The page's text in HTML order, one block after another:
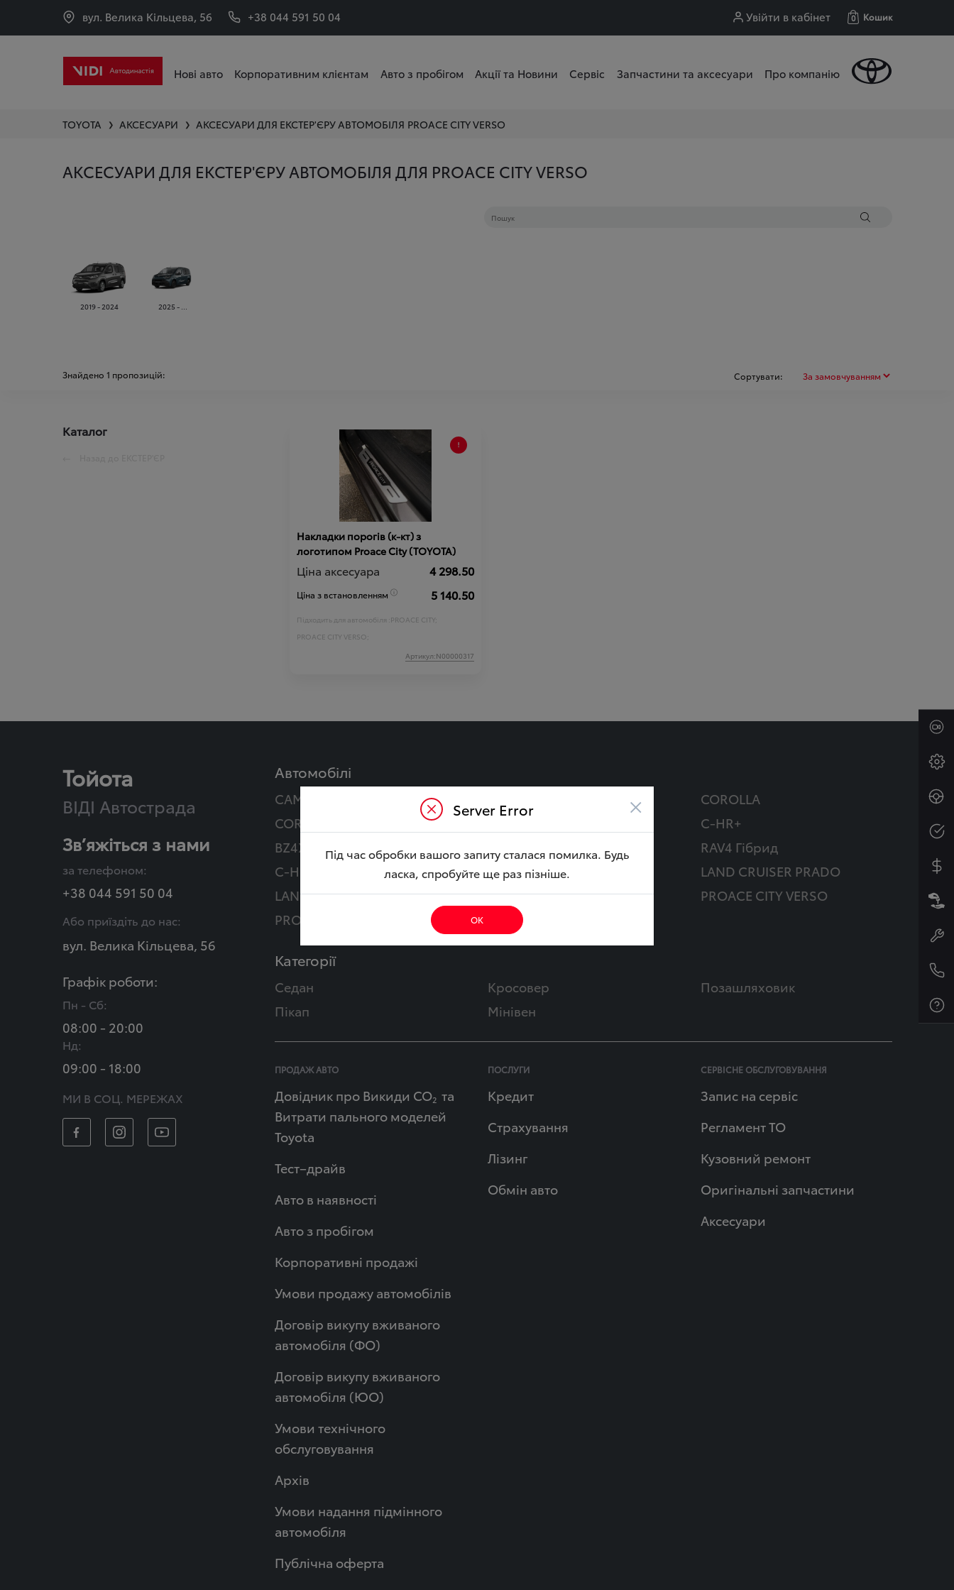
вул. Велика Кільцева, 56 +38 044 591 50 04 Увійти в кабінет 0 Кошик
Нові авто Корпоративним клієнтам Авто з пробігом Акції та Новини Сервіс Запчастини та аксесуари Про компанію
TOYOTA ❯ АКСЕСУАРИ ❯ АКСЕСУАРИ ДЛЯ ЕКСТЕР'ЄРУ АВТОМОБІЛЯ PROACE CITY VERSO
АКСЕСУАРИ ДЛЯ ЕКСТЕР'ЄРУ АВТОМОБІЛЯ ДЛЯ PROACE CITY VERSO
2019 - 2024 2025 - ...
Знайдено 1 пропозицій: Сортувати:
Каталог
Накладки порогів (к-кт) з
логотипом Proace City (TOYOTA)
Ціна аксесуара 4 298.50
Ціна з встановленням 5 140.50
Підходить для автомобіля :PROACE CITY;
PROACE CITY VERSO;
Артикул:N00000317
Тойота
ВІДІ Автострада
Зв’яжіться з нами
за телефоном:
+38 044 591 50 04
Або приїздіть до нас:
вул. Велика Кільцева, 56
Графік роботи:
Пн - Сб:
08:00 - 20:00
Нд:
09:00 - 18:00
МИ В СОЦ. МЕРЕЖАХ
Автомобілі
CAMRY
COROLLA
COROLLA Гібрид
C-HR+
BZ4X Touring
YARIS CROSS Гібрид
RAV4 Гібрид
C-HR Гібрид
COROLLA CROSS Гібрид
LAND CRUISER PRADO
LAND CRUISER
HILUX
PROACE CITY VERSO
PROACE CITY
Категорії
Седан Кросовер
Позашляховик
Пікап
Мінівен
ПРОДАЖ АВТО
Довідник про Викиди СО2 та
Витрати пального моделей
Toyota
Тест–драйв
Авто в наявності
Авто з пробігом
Корпоративні продажі
Умови продажу автомобілів
Договір викупу вживаного
автомобіля (ФО)
Договір викупу вживаного
автомобіля (ЮО)
Умови технічного
обслуговування
Архів
Умови надання підмінного
автомобіля
Публічна оферта
ПОСЛУГИ
Кредит
Страхування
Лізинг
Обмін авто
СЕРВІСНЕ ОБСЛУГОВУВАННЯ
Запис на сервіс
Регламент ТО
Кузовний ремонт
Оригінальні запчастини
Аксесуари
Server Error ×
Під час обробки вашого запиту сталася помилка. Будь
ласка, спробуйте ще раз пізніше.
ОК